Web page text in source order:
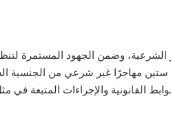
وضمن الجهود المستمرة
ستين مهاجرًا غير شرعي من الجنسية
القانونية والإجراءات المتبعة في